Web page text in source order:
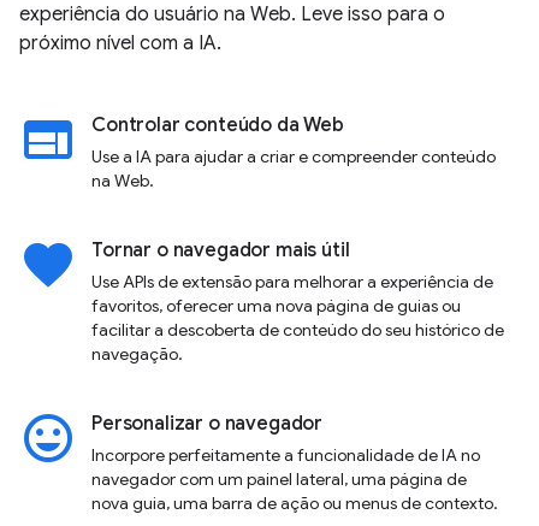
experiência do usuário na Web. Leve isso para o
próximo nível com a IA.
web Controlar conteúdo da Web
Use a IA para ajudar a criar e compreender conteúdo
na Web.
favorite Tornar o navegador mais útil
Use APIs de extensão para melhorar a experiência de
favoritos, oferecer uma nova página de guias ou
facilitar a descoberta de conteúdo do seu histórico de
navegação.
insert_emoticon Personalizar o navegador
Incorpore perfeitamente a funcionalidade de IA no
navegador com um painel lateral, uma página de
nova guia, uma barra de ação ou menus de contexto.